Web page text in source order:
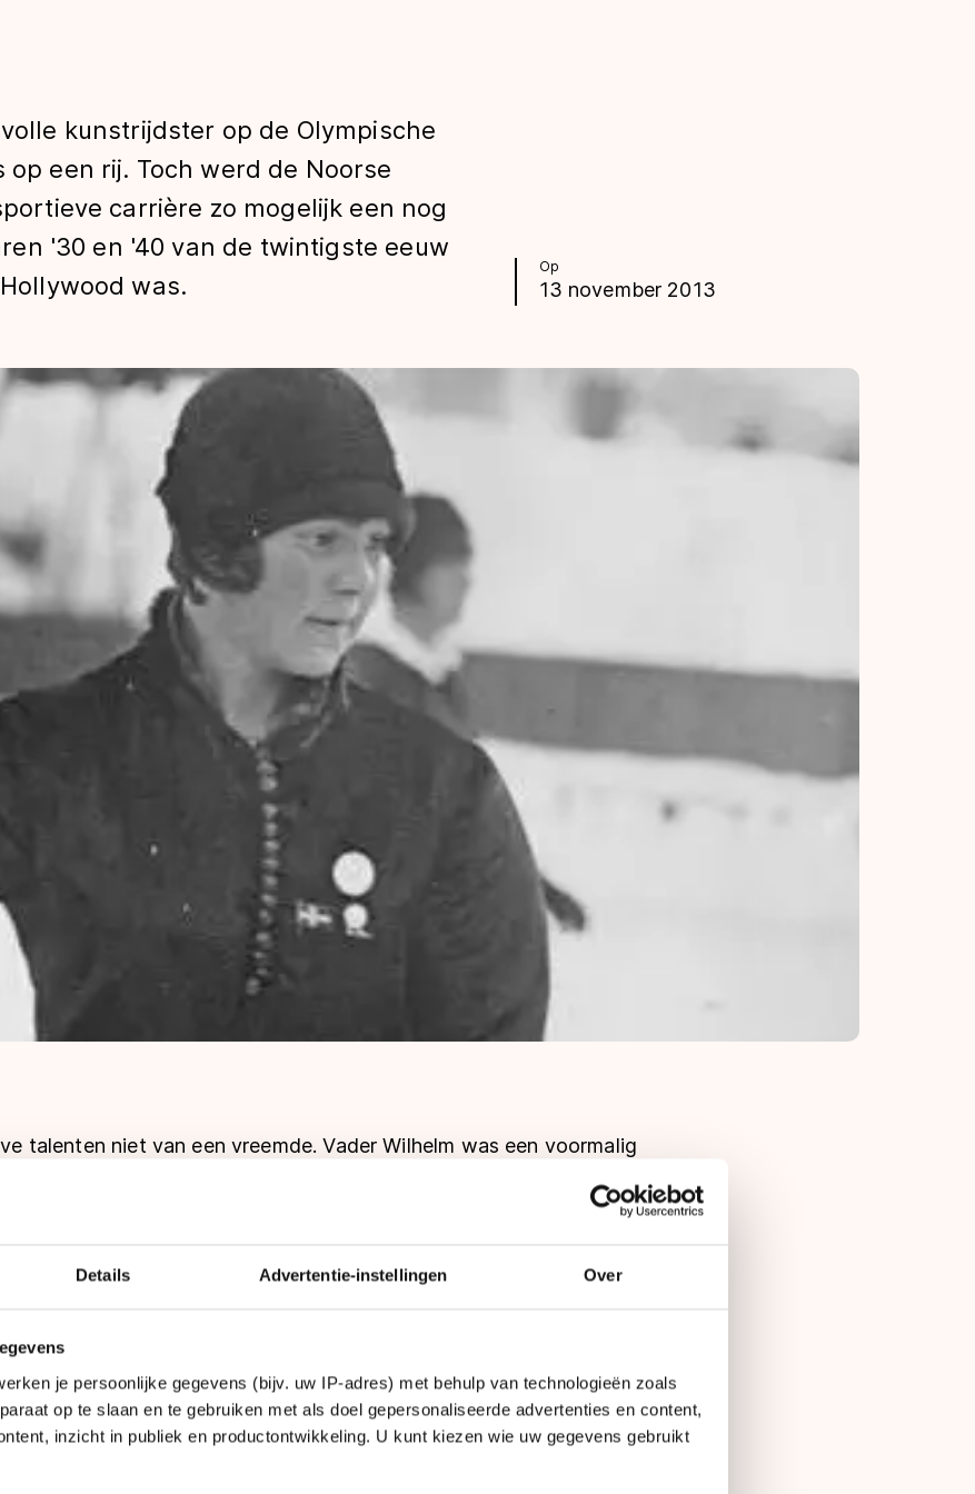
Details Advertentie-instellingen Over
je persoonlijke gegevens (bijv. uw IP-adres) met behulp van technologieën zoals
op te slaan en te gebruiken met als doel gepersonaliseerde advertenties en content,
inzicht in publiek en productontwikkeling. U kunt kiezen wie uw gegevens gebruikt
Op
13 november 2013
kunstrijdster op de Olympische
een rij. Toch werd de Noorse
carrière zo mogelijk een nog
'30 en '40 van de twintigste eeuw
was.
talenten niet van een vreemde. Vader Wilhelm was een voormalig
voor verschillende sporten kunnen kiezen - ze blonk ook uit in skiën,
- maar besloot uiteindelijk voor dezelfde sport te gaan als
kunstrijden.
van school gehaald en haar vader huurde toptrainers van over
dochter de beste opleiding te geven, onder wie de beroemde
Karsavina.